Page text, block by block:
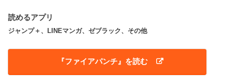
読めるアプリ
ジャンプ＋、LINEマンガ、ゼブラック、その他
『ファイアパンチ』を読む